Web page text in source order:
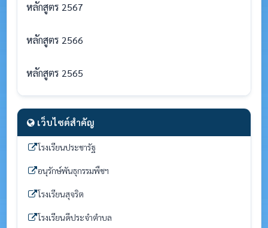
หลักสูตร 2567
หลักสูตร 2566
หลักสูตร 2565
เว็บไซต์สำคัญ
โรงเรียนประชารัฐ
อนุรักษ์พันธุกรรมพืชฯ
โรงเรียนสุจริต
โรงเรียนดีประจำตำบล